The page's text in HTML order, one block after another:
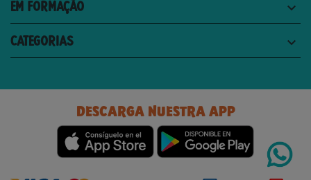
EM FORMAÇÃO keyboard_arrow_down
CATEGORIAS keyboard_arrow_down
DESCARGA NUESTRA APP